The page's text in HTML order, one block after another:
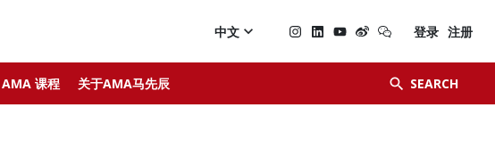
AMA 课程 关于AMA马先辰  SEARCH

中文  登录 注册